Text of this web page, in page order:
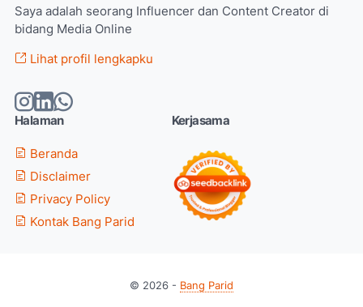
Saya adalah seorang Influencer dan Content Creator di
bidang Media Online
Lihat profil lengkapku
Halaman
Beranda
Disclaimer
Privacy Policy
Kontak Bang Parid
Kerjasama
© 2026 - Bang Parid